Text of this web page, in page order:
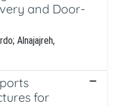
and Door-
Alnajajreh,
for